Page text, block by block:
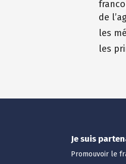
de
les
les
Je suis
Promouvoir le